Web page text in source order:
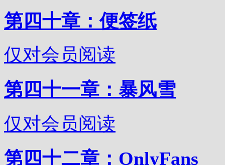
第四十章：便签纸
仅对会员阅读
第四十一章：暴风雪
仅对会员阅读
第四十二章：OnlyFans